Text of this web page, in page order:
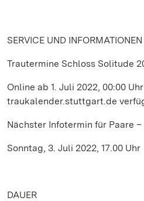
SERVICE UND INFORMATIONEN
Trautermine Schloss Solitude
Online ab 1. Juli 2022, 00:00
traukalender.stuttgart.de
Nächster Infotermin für Paare
Sonntag, 3. Juli 2022, 17.00 Uhr
DAUER